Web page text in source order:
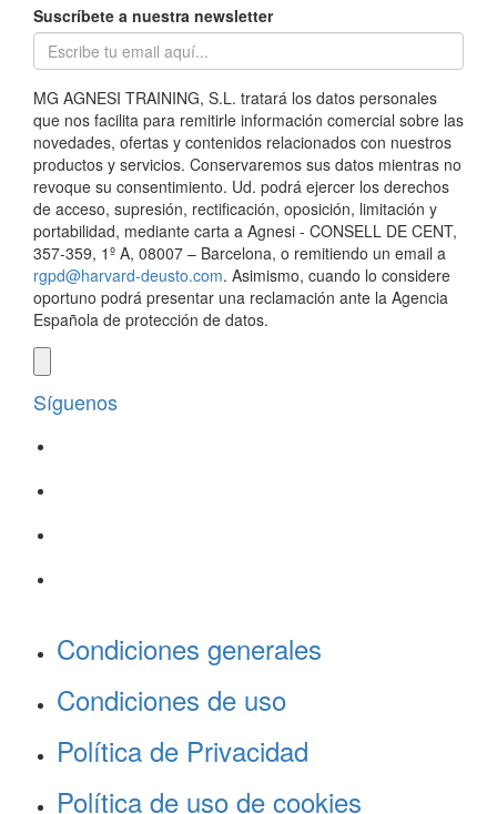
Suscríbete a nuestra newsletter
MG AGNESI TRAINING, S.L. tratará los datos personales
que nos facilita para remitirle información comercial sobre las
novedades, ofertas y contenidos relacionados con nuestros
productos y servicios. Conservaremos sus datos mientras no
revoque su consentimiento. Ud. podrá ejercer los derechos
de acceso, supresión, rectificación, oposición, limitación y
portabilidad, mediante carta a Agnesi - CONSELL DE CENT,
357-359, 1º A, 08007 – Barcelona, o remitiendo un email a
rgpd@harvard-deusto.com. Asimismo, cuando lo considere
oportuno podrá presentar una reclamación ante la Agencia
Española de protección de datos.
Síguenos
Condiciones generales
Condiciones de uso
Política de Privacidad
Política de uso de cookies